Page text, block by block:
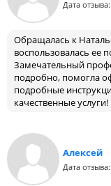
Дата
Обращалась к
воспользовалась
Замечательный
подробно, помогла
подробные
качественные услуги!
Алексей
Дата